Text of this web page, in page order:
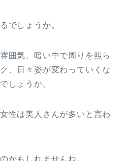
でしょうか。
囲気、暗い中で周りを照ら
、日々姿が変わっていくな
しょうか。
性は美人さんが多いと言わ
かもしれませんね。